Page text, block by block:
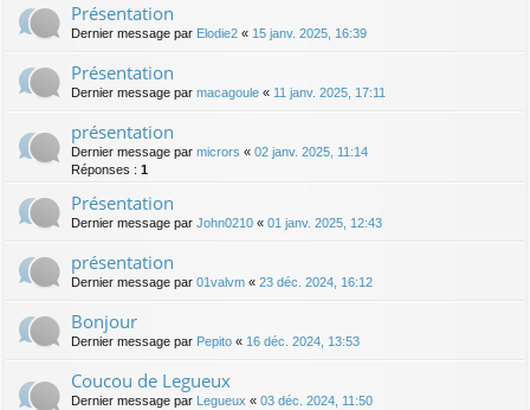
Présentation
Dernier message par Elodie2 « 15 janv. 2025, 16:39
Présentation
Dernier message par macagoule « 11 janv. 2025, 17:11
présentation
Dernier message par micrors « 02 janv. 2025, 11:14
Réponses : 1
Présentation
Dernier message par John0210 « 01 janv. 2025, 12:43
présentation
Dernier message par 01valvm « 23 déc. 2024, 16:12
Bonjour
Dernier message par Pepito « 16 déc. 2024, 13:53
Coucou de Legueux
Dernier message par Legueux « 03 déc. 2024, 11:50